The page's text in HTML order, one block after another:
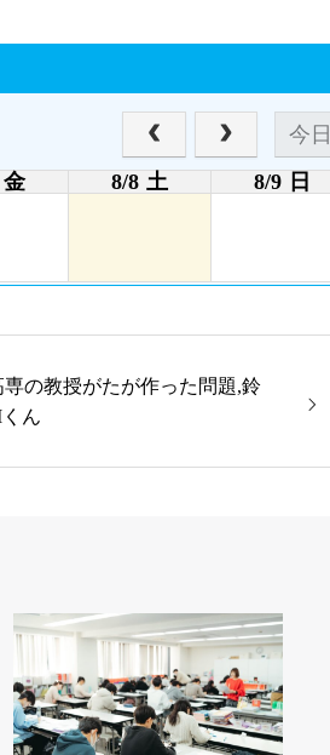
今日
金 8/8 土 8/9 日
の教授がたが作った問題,鈴
ん